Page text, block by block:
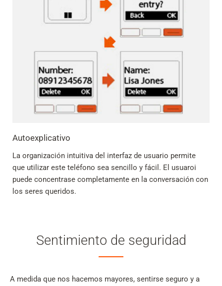
Autoexplicativo
La organización intuitiva del interfaz de usuario permite
que utilizar este teléfono sea sencillo y fácil. El usuaroi
puede concentrase completamente en la conversación con
los seres queridos.
Sentimiento de seguridad
A medida que nos hacemos mayores, sentirse seguro y a